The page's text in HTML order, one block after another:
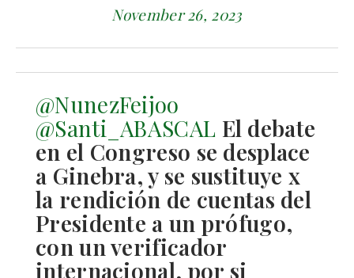
November 26, 2023
@NunezFeijoo
@Santi_ABASCAL El debate
en el Congreso se desplace
a Ginebra, y se sustituye x
la rendición de cuentas del
Presidente a un prófugo,
con un verificador
internacional, por si